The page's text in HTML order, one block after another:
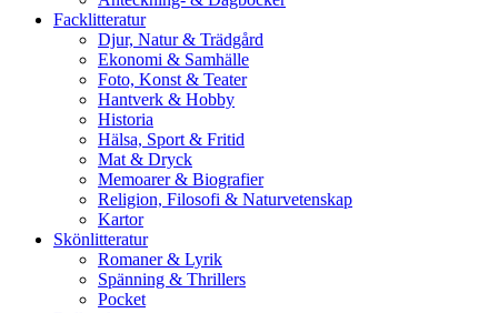
Facklitteratur
Djur, Natur & Trädgård
Ekonomi & Samhälle
Foto, Konst & Teater
Hantverk & Hobby
Historia
Hälsa, Sport & Fritid
Mat & Dryck
Memoarer & Biografier
Religion, Filosofi & Naturvetenskap
Kartor
Skönlitteratur
Romaner & Lyrik
Spänning & Thrillers
Pocket